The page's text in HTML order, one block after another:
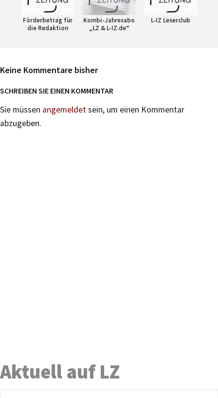
Förderbetrag für
die Redaktion
Kombi-Jahresabo
„LZ & L-IZ.de“
L-IZ Leserclub
Keine Kommentare bisher
SCHREIBEN SIE EINEN KOMMENTAR
Sie müssen angemeldetsein, um einen Kommentar
abzugeben.
Aktuell auf LZ